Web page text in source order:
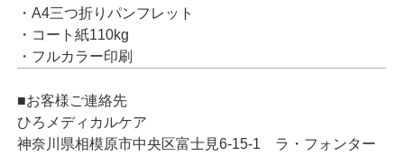
・A4三つ折りパンフレット
・コート紙110kg
・フルカラー印刷
■お客様ご連絡先
ひろメディカルケア
神奈川県相模原市中央区富士見6-15-1 ラ・フォンター